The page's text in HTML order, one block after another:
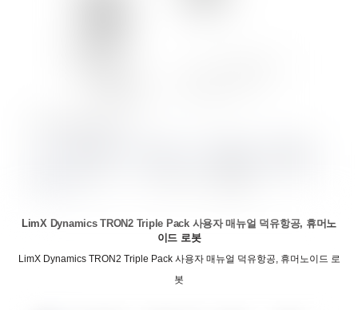
LimX Dynamics TRON2 Triple Pack 사용자 매뉴얼 덕유항공, 휴머노
이드 로봇
LimX Dynamics TRON2 Triple Pack 사용자 매뉴얼 덕유항공, 휴머노이드 로
봇